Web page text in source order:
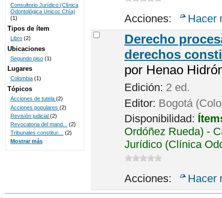
Acciones: Hacer
Derecho
derechos
por Henao
Edición: 2 ed.
Editor: Bogotá
Disponibilidad:
Ordóñez Rueda) -
Jurídico (Clínica
Acciones: Hacer
Consultorio Jurídico (Clínica
Odontológica Unicoc Chía)
(1)
Tipos de ítem
Libro (2)
Ubicaciones
Segundo piso (1)
Lugares
Colombia (1)
Tópicos
Acciones de tutela (2)
Acciones populares (2)
Revisión judicial (2)
Revocatoria del mand...
(2)
Tribunales constituc...
(2)
Mostrar más